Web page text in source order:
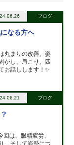
ブログ
なる方へ
丸まりの改善、姿
がし、肩こり、四
お話しします！✨
がありますよね。
は背中や肩に負担
ブログ
回は、眼精疲労、